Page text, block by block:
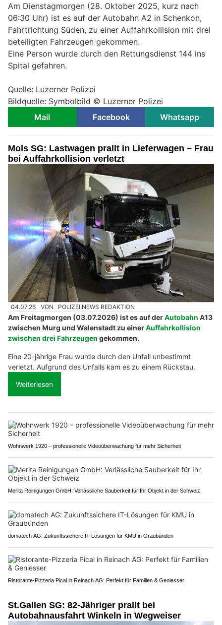
Am Dienstagmorgen (28. Oktober 2025, kurz nach
06:30 Uhr) ist es auf der Autobahn A2 in Schenkon,
Fahrtrichtung Süden, zu einer Auffahrkollision mit drei
beteiligten Fahrzeugen gekommen.
Eine Person wurde durch den Rettungsdienst 144 ins
Spital gefahren.
Quelle: Luzerner Polizei
Bildquelle: Symbolbild © Luzerner Polizei
Mail
Facebook Whatsapp
Mols SG: Lastwagen prallt in Lieferwagen – Frau
bei Auffahrkollision verletzt
04.07.26 VON POLIZEI.NEWS REDAKTION
Am Freitagmorgen (03.07.2026) ist es auf derAutobahn A13
zwischen Murg und Walenstadt zu einerAuffahrkollision
zwischen drei Fahrzeugen gekommen.
Eine 20-jährige Frau wurde durch den Unfall unbestimmt
verletzt. Aufgrund des Unfalls kam es zu einem Rückstau.
Weiterlesen
Wohnwerk 1920 – professionelle Videoüberwachung für mehr Sicherheit
Merita Reinigungen GmbH: Verlässliche Sauberkeit für Ihr Objekt in der Schweiz
domatech AG: Zukunftssichere IT-Lösungen für KMU in Graubünden
Ristorante-Pizzeria Pical in Reinach AG: Perfekt für Familien & Geniesser
St.Gallen SG: 82-Jähriger prallt bei
Autobahnausfahrt Winkeln in Wegweiser